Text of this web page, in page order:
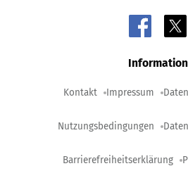
Information
Kontakt Impressum
Nutzungsbedingungen
Barrierefreiheitserklärung